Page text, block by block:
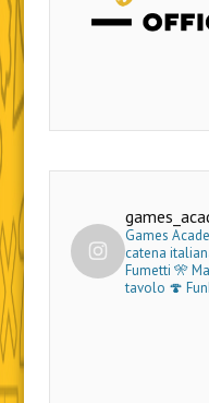
Games
catena
Fumetti 🎌
tavolo 🍄